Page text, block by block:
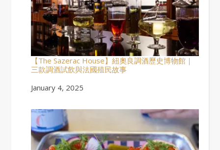
【The Sazerac House】紐奧良調酒歷史博物館｜
三款調酒試飲與法國殖民故事
Date
January 4, 2025